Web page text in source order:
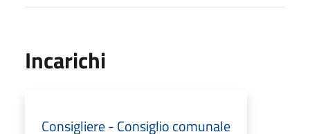
Incarichi
Consigliere - Consiglio comunale